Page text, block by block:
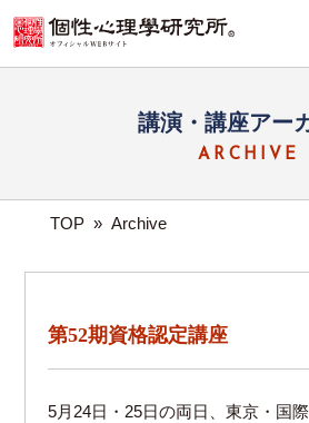
講演・講座アー
ARCHIVE
TOP » Archive
第52期資格認定講座
5月24日・25日の両日、東京・国